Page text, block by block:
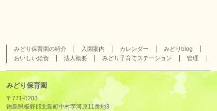
みどり保育園の紹介 入園案内 カレンダー
みどりblog
おいしい給食
法人概要 みどり子育てステーション 管理
みどり保育園
〒771-0203
徳島県板野郡北島町中村字河原11番地3